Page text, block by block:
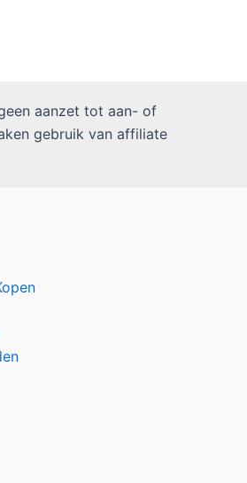
aanzet tot aan- of
gebruik van affiliate